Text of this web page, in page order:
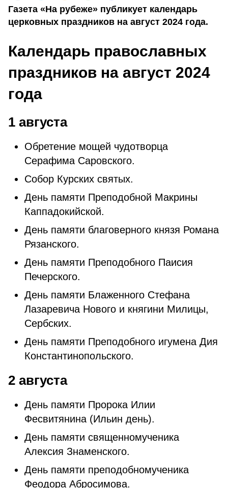
Газета «На рубеже» публикует календарь
церковных праздников на август 2024 года.
Календарь православных
праздников на август 2024
года
1 августа
Обретение мощей чудотворца
Серафима Саровского.
Собор Курских святых.
День памяти Преподобной Макрины
Каппадокийской.
День памяти благоверного князя Романа
Рязанского.
День памяти Преподобного Паисия
Печерского.
День памяти Блаженного Стефана
Лазаревича Нового и княгини Милицы,
Сербских.
День памяти Преподобного игумена Дия
Константинопольского.
2 августа
День памяти Пророка Илии
Фесвитянина (Ильин день).
День памяти священномученика
Алексия Знаменского.
День памяти преподобномученика
Феодора Абросимова.